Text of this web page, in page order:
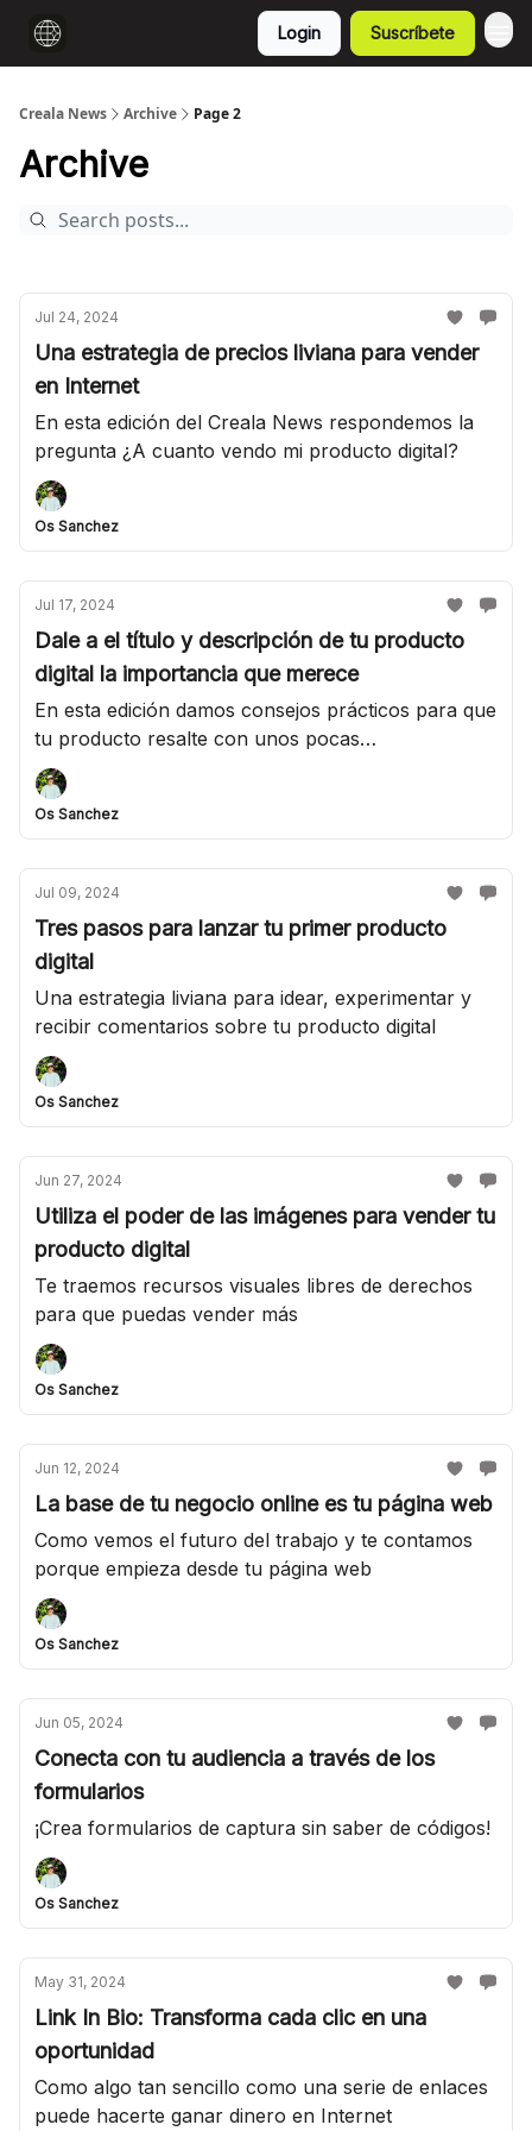
Login Suscríbete
Creala News Archive Page 2
Archive
Jul 24, 2024
Una estrategia de precios liviana para vender
en Internet
En esta edición del Creala News respondemos la
pregunta ¿A cuanto vendo mi producto digital?
Os Sanchez
Jul 17, 2024
Dale a el título y descripción de tu producto
digital la importancia que merece
En esta edición damos consejos prácticos para que
tu producto resalte con unos pocas
modificaciones
Os Sanchez
Jul 09, 2024
Tres pasos para lanzar tu primer producto
digital
Una estrategia liviana para idear, experimentar y
recibir comentarios sobre tu producto digital
Os Sanchez
Jun 27, 2024
Utiliza el poder de las imágenes para vender tu
producto digital
Te traemos recursos visuales libres de derechos
para que puedas vender más
Os Sanchez
Jun 12, 2024
La base de tu negocio online es tu página web
Como vemos el futuro del trabajo y te contamos
porque empieza desde tu página web
Os Sanchez
Jun 05, 2024
Conecta con tu audiencia a través de los
formularios
¡Crea formularios de captura sin saber de códigos!
Os Sanchez
May 31, 2024
Link In Bio: Transforma cada clic en una
oportunidad
Como algo tan sencillo como una serie de enlaces
puede hacerte ganar dinero en Internet